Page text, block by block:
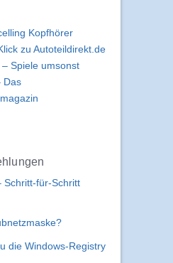
Kopfhörer
zu Autoteildirekt.de
Spiele umsonst
Das
Schritt-für-Schritt
die Windows-Registry